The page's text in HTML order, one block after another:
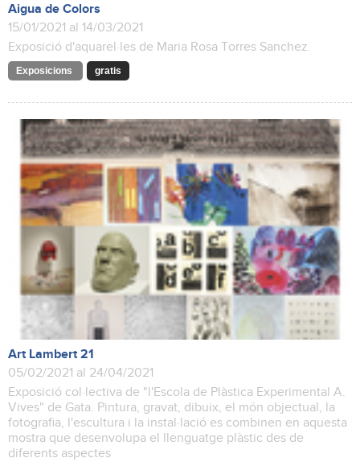
Aigua de Colors
15/01/2021 al 14/03/2021
Exposició d'aquarel·les de Maria Rosa Torres Sanchez.
Exposicions gratis
Art Lambert 21
05/02/2021 al 24/04/2021
Exposició col·lectiva de "l'Escola de Plàstica Experimental A.
Vives" de Gata. Pintura, gravat, dibuix, el món objectual, la
fotografia, l'escultura i la instal·lació es combinen en aquesta
mostra que desenvolupa el llenguatge plàstic des de
diferents aspectes